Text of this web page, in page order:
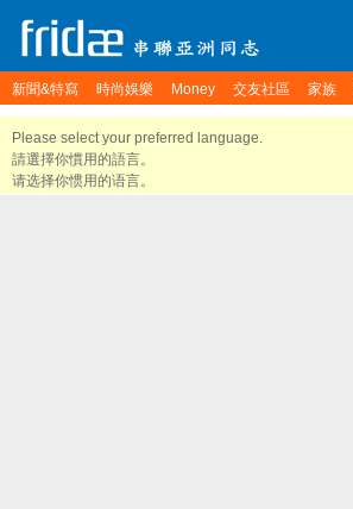
新聞&特寫 時尚娛樂 Money 交友社區 家族
Please select your preferred language.
請選擇你慣用的語言。
请选择你惯用的语言。